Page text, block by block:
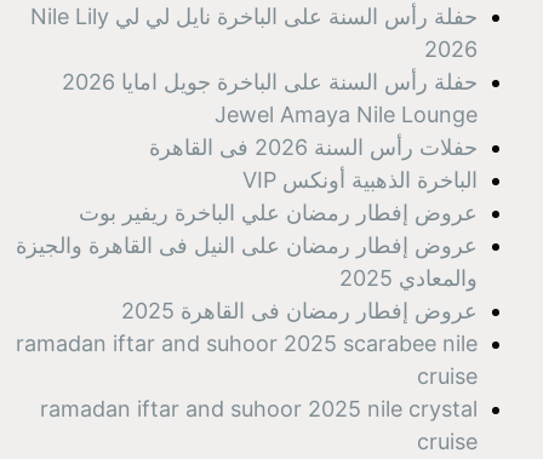
حفلة رأس السنة على الباخرة نايل لي لي Nile Lily
2026
حفلة رأس السنة على الباخرة جويل امايا 2026
Jewel Amaya Nile Lounge
حفلات رأس السنة 2026 فى القاهرة
الباخرة الذهبية أونكس VIP​
عروض إفطار رمضان علي الباخرة ريفير بوت
عروض إفطار رمضان على النيل فى القاهرة والجيزة
والمعادي 2025
عروض إفطار رمضان فى القاهرة 2025
ramadan iftar and suhoor 2025 scarabee nile
cruise
ramadan iftar and suhoor 2025 nile crystal
cruise